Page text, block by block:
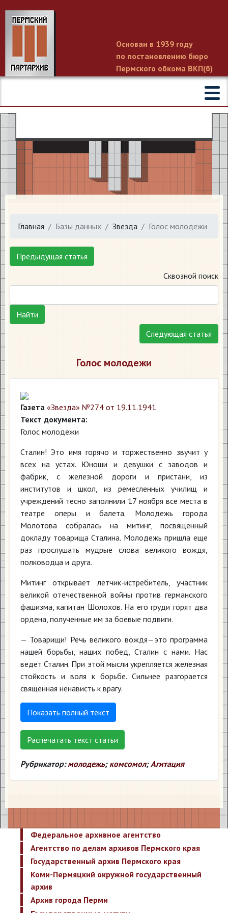
Основан в 1939 году
по постановлению бюро
Пермского обкома ВКП(б)
Главная Базы данных Звезда Голос молодежи
Предыдущая статья
Сквозной поиск
Найти
Следующая статья
Голос молодежи
Газета «Звезда» №274 от 19.11.1941
Текст документа:
Голос молодежи
Сталин! Это имя горячо и торжественно звучит у
всех на устах. Юноши и девушки с заводов и
фабрик, с железной дороги и пристани, из
институтов и школ, из ремесленных училищ и
учреждений тесно заполнили 17 ноября все места в
театре оперы и балета. Молодежь города
Молотова собралась на митинг, посвященный
докладу товарища Сталина. Молодежь пришла еще
раз прослушать мудрые слова великого вождя,
полководца и друга.
Митинг открывает летчик-истребитель, участник
великой отечественной войны против германского
фашизма, капитан Шолохов. На его груди горят два
ордена, полученные им за боевые подвиги.
— Товарищи! Речь великого вождя—это программа
нашей борьбы, наших побед, Сталин с нами. Нас
ведет Сталин. При этой мысли укрепляется железная
стойкость и воля к борьбе. Сильнее разгорается
священная ненависть к врагу.
Показать полный текст
Распечатать текст статьи
Рубрикатор: молодежь; комсомол;Агитация
Федеральное архивное агентство
Агентство по делам архивов Пермского края
Государственный архив Пермского края
Коми-Пермяцкий окружной государственный
архив
Архив города Перми